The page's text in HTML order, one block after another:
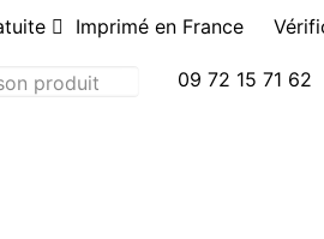
Imprimé en France
09 72 15 71 62